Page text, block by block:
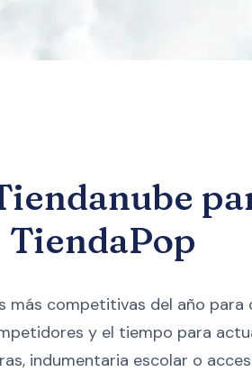
TiendaPop
más competitivas del año para
y el tiempo para
indumentaria escolar o